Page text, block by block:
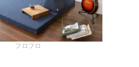
フロフロ